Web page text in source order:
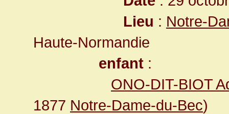
Lieu : Notre-
Haute-Normandie
enfant :
ONO-DIT-BIOT
1877 Notre-Dame-du-Bec)